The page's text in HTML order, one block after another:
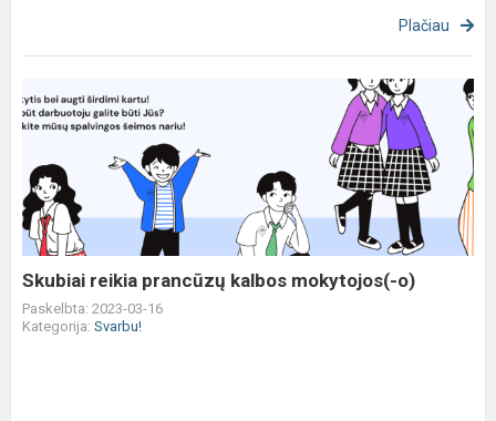
Plačiau
Skubiai
reikia
kalbos
mokytojos(-
o)
Skubiai reikia prancūzų kalbos mokytojos(-o)
Paskelbta: 2023-03-16
Kategorija: Svarbu!